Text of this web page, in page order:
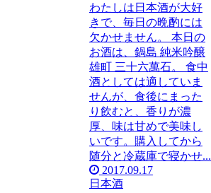
わたしは日本酒が大好
きで、毎日の晩酌には
欠かせません。 本日の
お酒は、鍋島 純米吟醸
雄町 三十六萬石。 食中
酒としては適していま
せんが、食後にまった
り飲むと、香りが濃
厚、味は甘めで美味し
いです。購入してから
随分と冷蔵庫で寝かせ...
2017.09.17
日本酒